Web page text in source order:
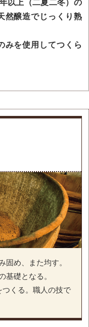
以上（二夏二冬）の
然醸造でじっくり熟
みを使用してつくら
固め、また均す。
基礎となる。
くる。職人の技で